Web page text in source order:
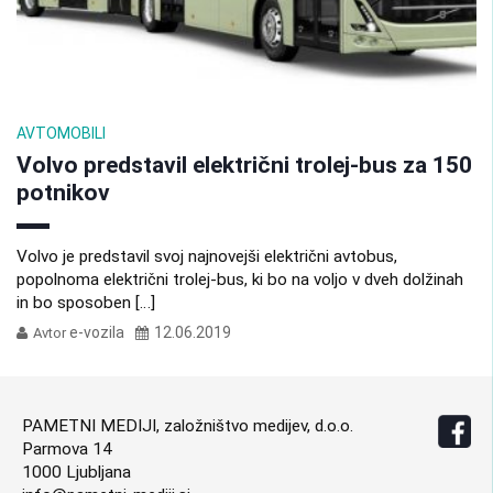
AVTOMOBILI
Volvo predstavil električni trolej-bus za 150
potnikov
Volvo je predstavil svoj najnovejši električni avtobus,
popolnoma električni trolej-bus, ki bo na voljo v dveh dolžinah
in bo sposoben […]
Avtor e-vozila 12.06.2019
PAMETNI MEDIJI, založništvo medijev, d.o.o.
Parmova 14
1000 Ljubljana